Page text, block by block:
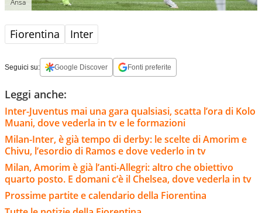
Fiorentina Inter
Seguici su: Google Discover Fonti preferite
Leggi anche:
Inter-Juventus mai una gara qualsiasi, scatta l’ora di Kolo
Muani, dove vederla in tv e le formazioni
Milan-Inter, è già tempo di derby: le scelte di Amorim e
Chivu, l’esordio di Ramos e dove vederlo in tv
Milan, Amorim è già l’anti-Allegri: altro che obiettivo
quarto posto. E domani c’è il Chelsea, dove vederla in tv
Prossime partite e calendario della Fiorentina